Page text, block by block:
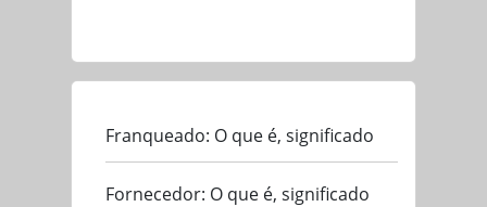
Franqueado: O que é, significado
Fornecedor: O que é, significado